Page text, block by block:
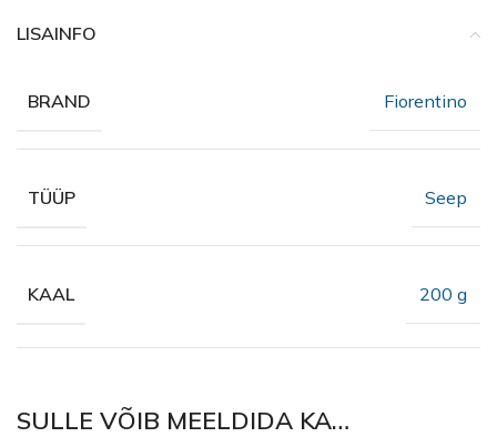
LISAINFO
BRAND Fiorentino
TÜÜP Seep
KAAL 200 g
SULLE VÕIB MEELDIDA KA…